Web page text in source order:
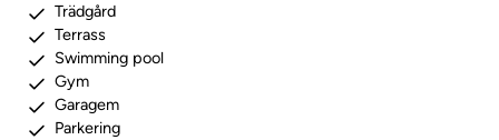
Trädgård
Terrass
Swimming pool
Gym
Garagem
Parkering